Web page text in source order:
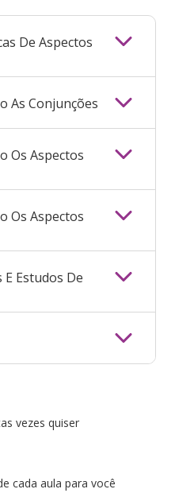
De Aspectos
As Conjunções
Os Aspectos
Os Aspectos
E Estudos De
vezes quiser
cada aula para você